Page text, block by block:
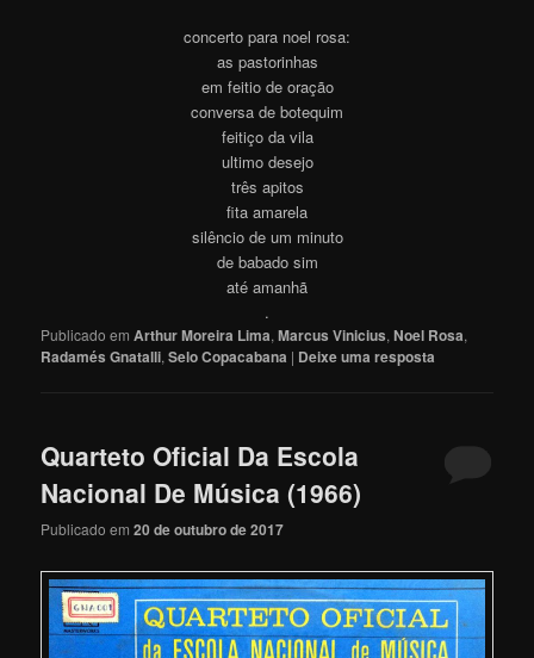
concerto para noel rosa:
as pastorinhas
em feitio de oração
conversa de botequim
feitiço da vila
ultimo desejo
três apitos
fita amarela
silêncio de um minuto
de babado sim
até amanhã
.
Publicado em Arthur Moreira Lima,Marcus Vinicius,Noel Rosa,
Radamés Gnatalli,Selo Copacabana | Deixe uma resposta
Quarteto Oficial Da Escola
Nacional De Música (1966)
Publicado em20 de outubro de 2017